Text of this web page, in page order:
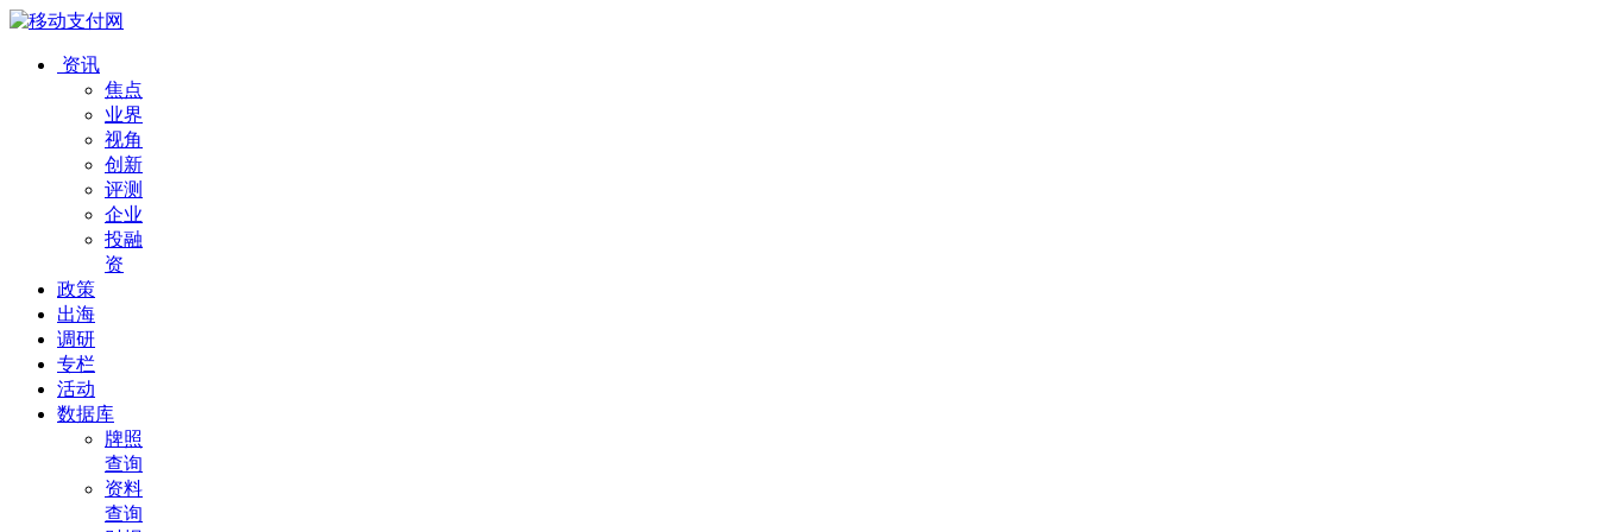
资讯
焦点
业界
视角
创新
评测
企业
投融
资
政策
出海
调研
专栏
活动
数据库
牌照
查询
资料
查询